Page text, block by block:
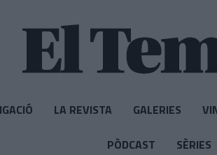
LA REVISTA GALERIES
PÒDCAST SÈRIES